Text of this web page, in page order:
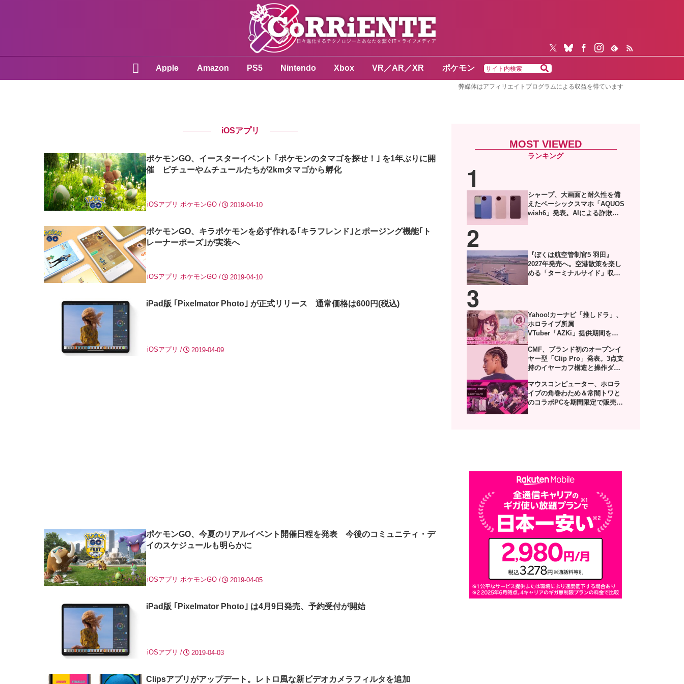
Apple Amazon PS5 Nintendo Xbox VR／AR／XR ポケモン
弊媒体はアフィリエイトプログラムによる収益を得ています
iOSアプリ
ポケモンGO、イースターイベント ｢ポケモンのタマゴを探せ！｣ を1年ぶりに開
催 ピチューやムチュールたちが2kmタマゴから孵化
2019-04-10
iOSアプリ ポケモンGO
ポケモンGO、キラポケモンを必ず作れる｢キラフレンド｣とポージング機能｢ト
レーナーポーズ｣が実装へ
2019-04-10
iOSアプリ ポケモンGO
iPad版 ｢Pixelmator Photo｣ が正式リリース 通常価格は600円(税込)
2019-04-09
iOSアプリ
ポケモンGO、今夏のリアルイベント開催日程を発表 今後のコミュニティ・デ
イのスケジュールも明らかに
2019-04-05
iOSアプリ ポケモンGO
iPad版 ｢Pixelmator Photo｣ は4月9日発売、予約受付が開始
2019-04-03
iOSアプリ
Clipsアプリがアップデート。レトロ風な新ビデオカメラフィルタを追加
MOST VIEWED
シャープ、大画面と耐久性を備
えたベーシックスマホ「AQUOS
wish6」発表。AIによる詐欺電
『ぼくは航空管制官5 羽田』
2027年発売へ。空港散策を楽し
める「ターミナルサイド」収録
Yahoo!カーナビ「推しドラ」、
ホロライブ所属
VTuber「AZKi」提供期間を延
ボイス追加
CMF、ブランド初のオープンイ
ヤー型「Clip Pro」発表。3点支
持のイヤーカフ構造と操作ダイ
マウスコンピューター、ホロラ
イブの角巻わため＆常闇トワと
のコラボPCを期間限定で販売。